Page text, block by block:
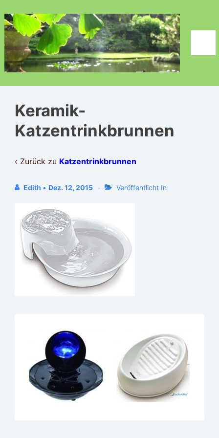
Zum
Inhalt
Keramik-
Katzentrinkbrunnen
‹ Zurück zu Katzentrinkbrunnen
Edith • Dez. 12, 2015 Veröffentlicht In